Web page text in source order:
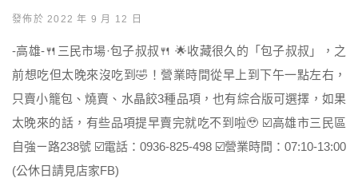
發佈於 2022 年 9 月 12 日
-高雄-🍴三民市場·包子叔叔🍴 🌟收藏很久的「包子叔叔」，之
前想吃但太晚來沒吃到🤣！營業時間從早上到下午一點左右，
只賣小籠包、燒賣、水晶餃3種品項，也有綜合版可選擇，如果
太晚來的話，有些品項提早賣完就吃不到啦🥹 ☑️高雄市三民區
自強ㄧ路238號 ☑️電話：0936-825-498 ☑️營業時間：07:10-13:00
(公休日請見店家FB)